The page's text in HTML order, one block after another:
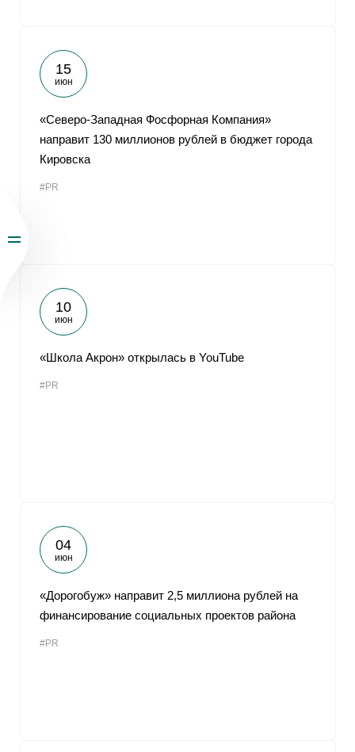
15
июн
«Северо-Западная Фосфорная Компания»
направит 130 миллионов рублей в бюджет города
Кировска
#PR
10
июн
«Школа Акрон» открылась в YouTube
#PR
04
июн
«Дорогобуж» направит 2,5 миллиона рублей на
финансирование социальных проектов района
#PR